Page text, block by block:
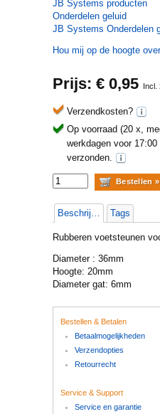
JB Systems producten
Onderdelen geluid
JB Systems Onderdelen
Hou mij op de hoogte
Prijs: € 0,95 Incl.
Verzendkosten?
Op voorraad (20 x,
werkdagen voor
verzonden.
Beschrijving Tags
Rubberen voetsteunen
Diameter : 36mm
Hoogte: 20mm
Diameter gat: 6mm
Bestellen & Betalen
Betaalmogelijkheden
Verzendopties
Retourrecht
Service & Support
Service en garantie